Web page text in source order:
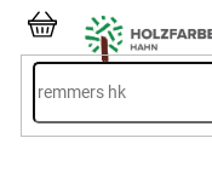
Inhalt
springenWARENKORB